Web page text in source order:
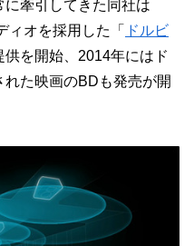
牽引してきた同社は
ィオを採用した「
ドルビ
供を開始、2014年にはド
た映画のBDも発売が開